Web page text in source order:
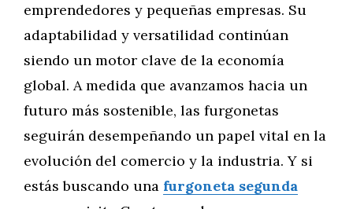
emprendedores y pequeñas empresas. Su
adaptabilidad y versatilidad continúan
siendo un motor clave de la economía
global. A medida que avanzamos hacia un
futuro más sostenible, las furgonetas
seguirán desempeñando un papel vital en la
evolución del comercio y la industria. Y si
estás buscando una furgoneta segunda